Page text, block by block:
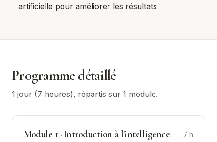
artificielle pour améliorer les résultats
Programme détaillé
1 jour (7 heures), répartis sur 1 module.
Module 1· Introduction à l'intelligence 7 h